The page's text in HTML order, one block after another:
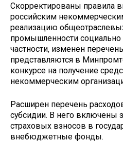
Скорректированы правила
российским
реализацию
промышленности
частности, изменен
представляются в
конкурсе на получение
некоммерческим
Расширен перечень
субсидии. В него включены
страховых взносов в
внебюджетные фонды.